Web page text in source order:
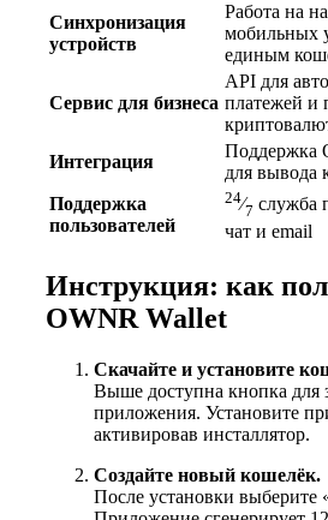
Синхронизация
устройств
Работа на
мобильных
единым
Сервис для бизнеса
API для
платежей и
Интеграция
Поддержка
для вывода
Поддержка
пользователей
24⁄7 служба
чат и email
Инструкция: как
OWNR Wallet
Скачайте и установите
Выше доступна кнопка для
приложения. Установите
активировав инсталлятор.
Создайте новый кошелёк.
После установки выберите